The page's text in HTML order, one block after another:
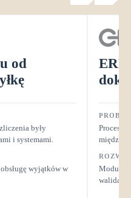
od
były
i systemami.
wyjątków w
ERP
Procesy,
między